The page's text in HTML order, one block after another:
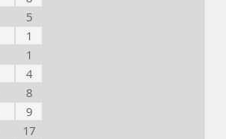
5
1
1
4
8
9
17